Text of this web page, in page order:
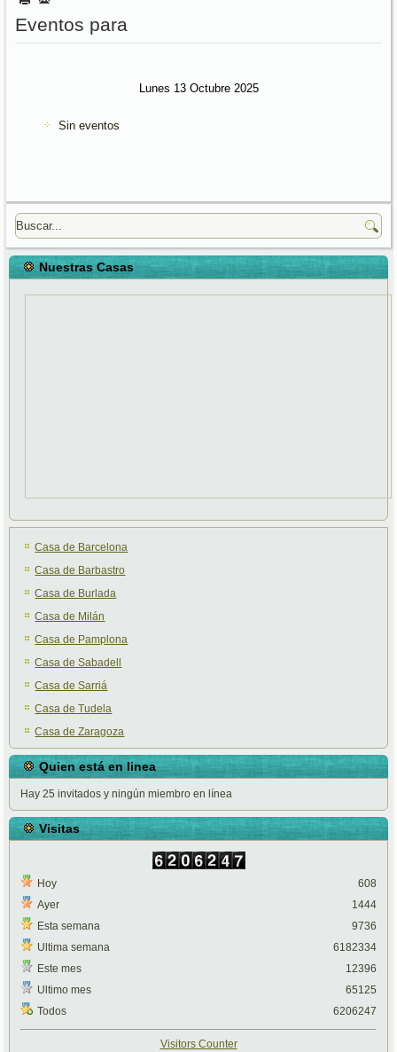
Eventos para
Lunes 13 Octubre 2025
Sin eventos
Nuestras Casas
Casa de Barcelona
Casa de Barbastro
Casa de Burlada
Casa de Milán
Casa de Pamplona
Casa de Sabadell
Casa de Sarriá
Casa de Tudela
Casa de Zaragoza
Quien está en linea
Hay 25 invitados y ningún miembro en línea
Visitas
Hoy
Ayer
Esta semana
Ultima semana
Este mes
Ultimo mes
Todos
608
1444
9736
6182334
12396
65125
6206247
Visitors Counter